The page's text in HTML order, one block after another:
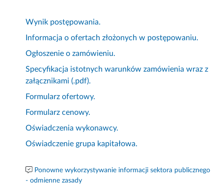
Wynik postępowania.
Informacja o ofertach złożonych w postępowaniu.
Ogłoszenie o zamówieniu.
Specyfikacja istotnych warunków zamówienia wraz z
załącznikami (.pdf).
Formularz ofertowy.
Formularz cenowy.
Oświadczenia wykonawcy.
Oświadczenie grupa kapitałowa.
Ponowne wykorzystywanie informacji sektora publicznego
- odmienne zasady